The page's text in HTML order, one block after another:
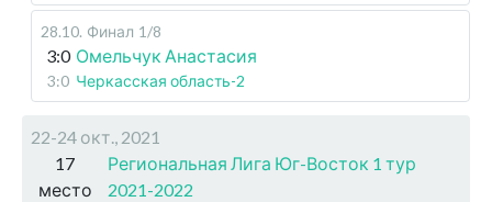
28.10. Финал 1/8
3:0 Омельчук Анастасия
3:0 Черкасская область-2
22-24 окт., 2021
17
место
Региональная Лига Юг-Восток 1 тур
2021-2022